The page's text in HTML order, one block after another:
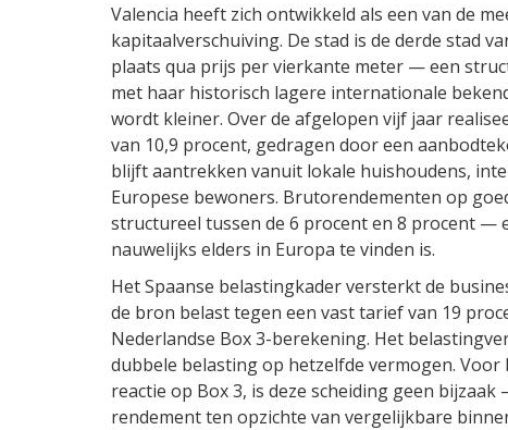
Valencia heeft zich ontwikkeld als een van de
kapitaalverschuiving. De stad is de derde stad
plaats qua prijs per vierkante meter — een
met haar historisch lagere internationale
wordt kleiner. Over de afgelopen vijf jaar
van 10,9 procent, gedragen door een
blijft aantrekken vanuit lokale huishoudens,
Europese bewoners. Brutorendementen op
structureel tussen de 6 procent en 8 procent —
nauwelijks elders in Europa te vinden is.
Het Spaanse belastingkader versterkt de
de bron belast tegen een vast tarief van 19
Nederlandse Box 3-berekening. Het
dubbele belasting op hetzelfde vermogen.
reactie op Box 3, is deze scheiding geen
rendement ten opzichte van vergelijkbare